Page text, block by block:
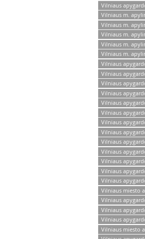
Vilniaus
Vilniaus m.
Vilniaus m.
Vilniaus m.
Vilniaus m.
Vilniaus m.
Vilniaus
Vilniaus
Vilniaus
Vilniaus
Vilniaus
Vilniaus
Vilniaus
Vilniaus
Vilniaus
Vilniaus
Vilniaus
Vilniaus
Vilniaus
Vilniaus miesto
Vilniaus
Vilniaus
Vilniaus
Vilniaus miesto